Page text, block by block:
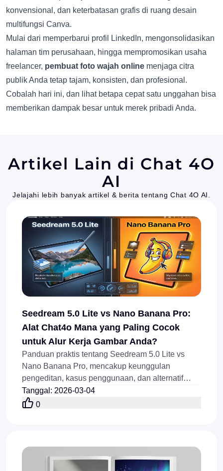
konvensional, dan keterbatasan grafis di ruang desain
multifungsi Canva.
Mulai dari memperbarui profil LinkedIn, mengonsolidasikan
halaman tim perusahaan, hingga mempromosikan usaha
freelancer, pembuat foto wajah online menjaga citra
publik Anda tetap tajam, konsisten, dan profesional.
Cobalah hari ini, dan lihat betapa cepat satu unggahan bisa
memberikan dampak besar untuk merek pribadi Anda.
Artikel Lain di Chat 4O
AI
Jelajahi lebih banyak artikel & berita tentang Chat 4O AI.
Seedream 5.0 Lite vs Nano Banana Pro:
Alat Chat4o Mana yang Paling Cocok
untuk Alur Kerja Gambar Anda?
Panduan praktis tentang Seedream 5.0 Lite vs
Nano Banana Pro, mencakup keunggulan
pengeditan, kasus penggunaan, dan alternatif
Chat4o terbaik.
Tanggal : 2026-03-04
0